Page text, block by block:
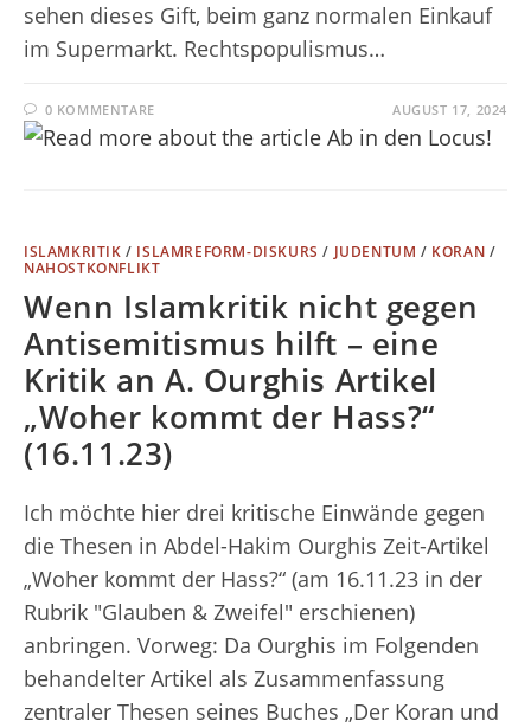
sehen dieses Gift, beim ganz normalen Einkauf
im Supermarkt. Rechtspopulismus…
0 KOMMENTARE AUGUST 17, 2024
ISLAMKRITIK / ISLAMREFORM-DISKURS / JUDENTUM / KORAN /
NAHOSTKONFLIKT
Wenn Islamkritik nicht gegen
Antisemitismus hilft – eine
Kritik an A. Ourghis Artikel
„Woher kommt der Hass?“
(16.11.23)
Ich möchte hier drei kritische Einwände gegen
die Thesen in Abdel-Hakim Ourghis Zeit-Artikel
„Woher kommt der Hass?“ (am 16.11.23 in der
Rubrik "Glauben & Zweifel" erschienen)
anbringen. Vorweg: Da Ourghis im Folgenden
behandelter Artikel als Zusammenfassung
zentraler Thesen seines Buches „Der Koran und